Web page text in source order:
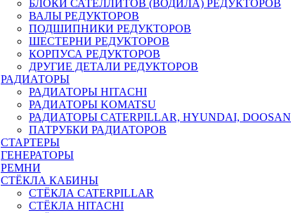
БЛОКИ САТЕЛЛИТОВ (ВОДИЛА) РЕДУКТОРОВ
ВАЛЫ РЕДУКТОРОВ
ПОДШИПНИКИ РЕДУКТОРОВ
ШЕСТЕРНИ РЕДУКТОРОВ
КОРПУСА РЕДУКТОРОВ
ДРУГИЕ ДЕТАЛИ РЕДУКТОРОВ
РАДИАТОРЫ
РАДИАТОРЫ HITACHI
РАДИАТОРЫ KOMATSU
РАДИАТОРЫ CATERPILLAR, HYUNDAI, DOOSAN
ПАТРУБКИ РАДИАТОРОВ
СТАРТЕРЫ
ГЕНЕРАТОРЫ
РЕМНИ
СТЁКЛА КАБИНЫ
СТЁКЛА CATERPILLAR
СТЁКЛА HITACHI